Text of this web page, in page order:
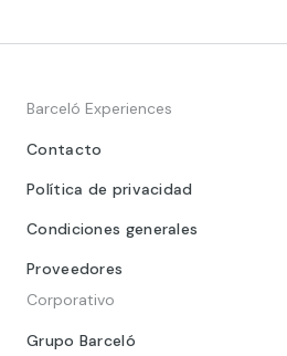
Barceló Experiences
Contacto
Política de privacidad
Condiciones generales
Proveedores
Corporativo
Grupo Barceló